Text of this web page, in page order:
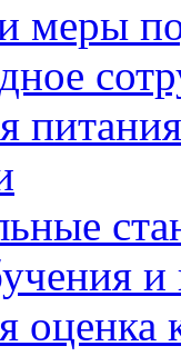
меры
и
оценка